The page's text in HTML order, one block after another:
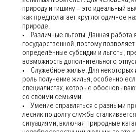
природу и тишину – это идеальный
как предполагает круглогодичное
природе.
• Различные льготы. Данная работа
государственной, поэтому позволяет
определённые субсидии и льготы,
возможность дополнительного
• Служебное жильё. Для некоторых
роль получение жилья, особенно
специалистах, которые
со своими семьями.
• Умение справляться с разными
лесник по долгу службы
ситуациями, включая природные